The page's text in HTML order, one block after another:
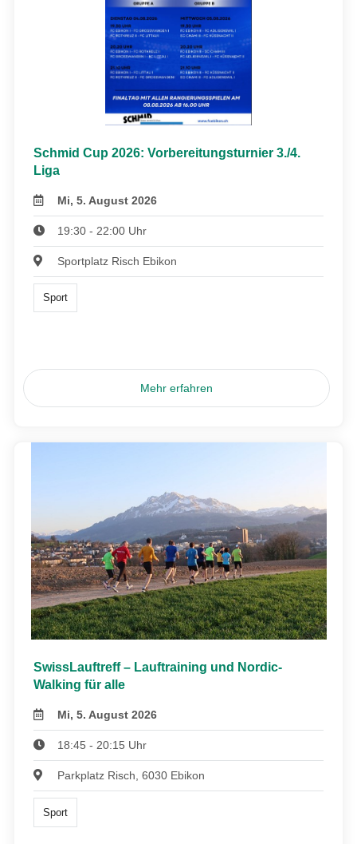
Schmid Cup 2026: Vorbereitungsturnier 3./4.
Liga
Mi, 5. August 2026
19:30 - 22:00 Uhr
Sportplatz Risch Ebikon
Sport
Mehr erfahren
SwissLauftreff – Lauftraining und Nordic-
Walking für alle
Mi, 5. August 2026
18:45 - 20:15 Uhr
Parkplatz Risch, 6030 Ebikon
Sport